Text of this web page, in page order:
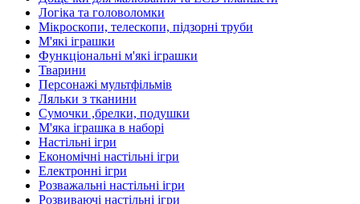
Логіка та головоломки
Мікроскопи, телескопи, підзорні труби
М'які іграшки
Функціональні м'які іграшки
Тварини
Персонажі мультфільмів
Ляльки з тканини
Сумочки ,брелки, подушки
М'яка іграшка в наборі
Настільні ігри
Економічні настільні ігри
Електронні ігри
Розважальні настільні ігри
Розвиваючі настільні ігри